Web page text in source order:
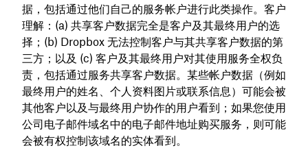
据，包括通过他们自己的服务帐户进行此类操作。客户
理解：(a) 共享客户数据完全是客户及其最终用户的选
择；(b) Dropbox 无法控制客户与其共享客户数据的第
三方；以及 (c) 客户及其最终用户对其使用服务全权负
责，包括通过服务共享客户数据。某些帐户数据（例如
最终用户的姓名、个人资料图片或联系信息）可能会被
其他客户以及与最终用户协作的用户看到；如果您使用
公司电子邮件域名中的电子邮件地址购买服务，则可能
会被有权控制该域名的实体看到。